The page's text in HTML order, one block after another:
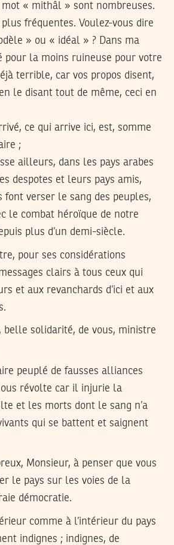
mot « mithâl » sont nombreuses.
fréquentes. Voulez-vous dire
» ou « idéal » ? Dans ma
pour la moins ruineuse pour votre
terrible, car vos propos disent,
le disant tout de même, ceci en
ce qui arrive ici, est, somme
;
ailleurs, dans les pays arabes
despotes et leurs pays amis,
font verser le sang des peuples,
le combat héroïque de notre
plus d’un demi-siècle.
pour ses considérations
clairs à tous ceux qui
et aux revanchards d’ici et aux
belle solidarité, de vous, ministre
peuplé de fausses alliances
révolte car il injurie la
et les morts dont le sang n’a
qui se battent et saignent
Monsieur, à penser que vous
le pays sur les voies de la
démocratie.
comme à l’intérieur du pays
indignes ; indignes, de